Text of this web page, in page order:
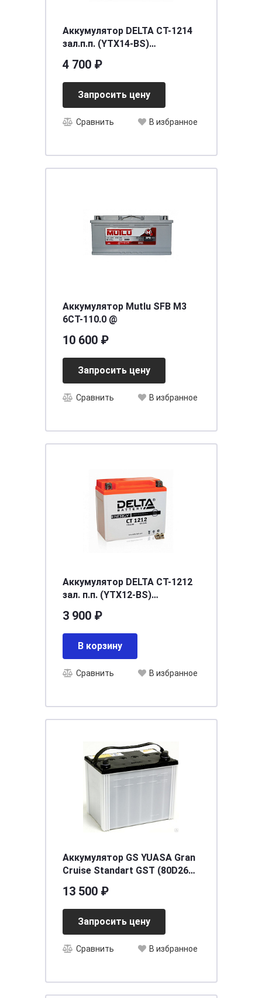
Аккумулятор DELTA СТ-1214
зал.п.п. (YTX14-BS)
4 700 ₽
Запросить цену
Сравнить В избранное
Аккумулятор Mutlu SFB M3
6CT-110.0 @
10 600 ₽
Запросить цену
Сравнить В избранное
Аккумулятор DELTA СТ-1212
зал. п.п. (YTX12-BS)
3 900 ₽
В корзину
Сравнить В избранное
Аккумулятор GS YUASA Gran
Cruise Standart GST (80D26L)
13 500 ₽
Запросить цену
Сравнить В избранное